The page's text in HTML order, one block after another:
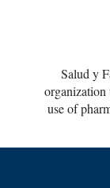
Salud y
organization
use of